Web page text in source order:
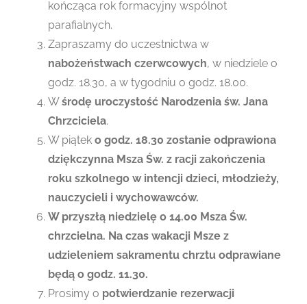
kończąca rok formacyjny wspólnot
parafialnych.
Zapraszamy do uczestnictwa w
nabożeństwach czerwcowych, w niedziele o
godz. 18.30, a w tygodniu o godz. 18.00.
Wśrodę uroczystość Narodzenia św. Jana
Chrzciciela.
W piątek o godz. 18.30 zostanie odprawiona
dziękczynna Msza Św. z racji zakończenia
roku szkolnego w intencji dzieci, młodzieży,
nauczycieli i wychowawców.
W przyszłą niedzielę o 14.00 Msza Św.
chrzcielna. Na czas wakacji Msze z
udzieleniem sakramentu chrztu odprawiane
będą o godz. 11.30.
Prosimy o potwierdzanie rezerwacji